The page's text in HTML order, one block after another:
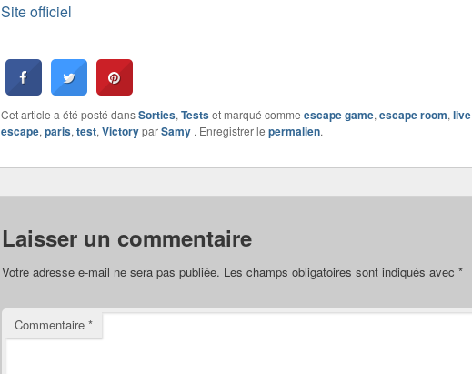
Site officiel
Cet article a été posté dansSorties, Testset marqué comme escape game, escape room, live
escape, paris, test, VictoryparSamy . Enregistrer le permalien.
Laisser un commentaire
Votre adresse e-mail ne sera pas publiée. Les champs obligatoires sont indiqués avec *
Commentaire *